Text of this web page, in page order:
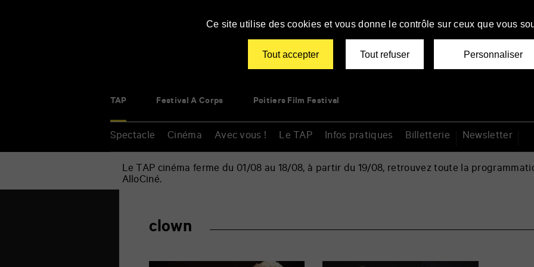
TAP Festival À Corps Poitiers Film Festival
Spectacle Cinéma Avec vous ! Le TAP Infos pratiques Billetterie Newsletter
Le TAP cinéma ferme du 01/08 au 18/08, à partir du 19/08, retrouvez toute la
AlloCiné.
clown
Ce site utilise des cookies et vous donne le contrôle sur ceux que vous
Tout accepter Tout refuser Personnaliser